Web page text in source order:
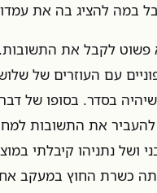
במה להציג בה את
לקבל את התשובות.
עם העוזרים של
בסדר. בסופו של
להעביר את התשובות
ושל נתניהו קיבלתי
כשרת החוץ במעקב